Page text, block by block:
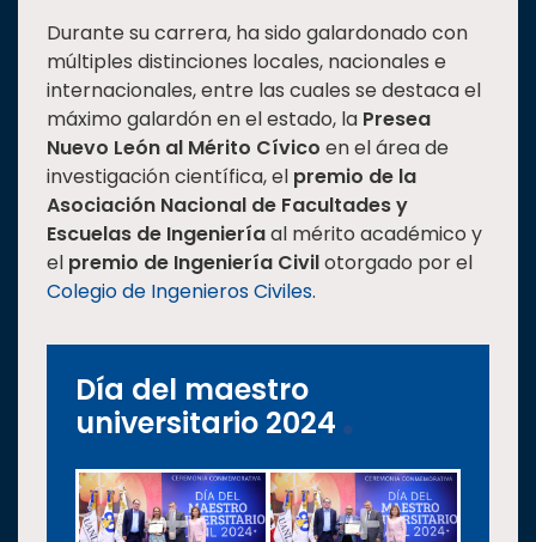
Durante su carrera, ha sido galardonado con
múltiples distinciones locales, nacionales e
internacionales, entre las cuales se destaca el
máximo galardón en el estado, la Presea
Nuevo León al Mérito Cívico en el área de
investigación científica, el premio de la
Asociación Nacional de Facultades y
Escuelas de Ingenieríaal mérito académico y
el premio de Ingeniería Civilotorgado por el
Colegio de Ingenieros Civiles.
Día del maestro
universitario 2024